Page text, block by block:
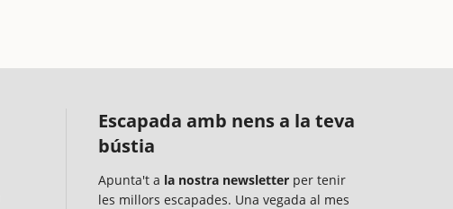
Escapada amb nens a la teva
bústia
Apunta't a la nostra newsletter per tenir
les millors escapades. Una vegada al mes